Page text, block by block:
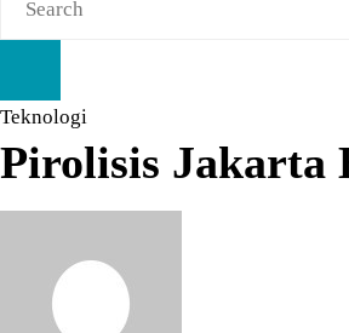
Teknologi
Pirolisis Jakarta